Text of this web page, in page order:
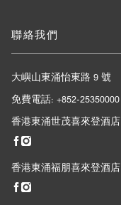
聯絡我們
大嶼山東涌怡東路 9 號
免費電話: +852-25350000
香港東涌世茂喜來登酒店
香港東涌福朋喜來登酒店